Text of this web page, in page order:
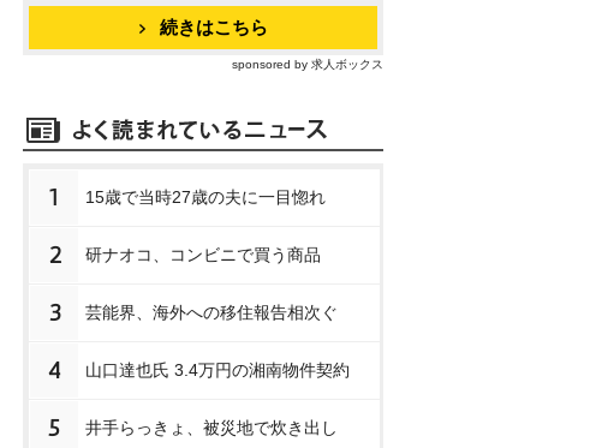
続きはこちら
sponsored by 求人ボックス
1 15歳で当時27歳の夫に一目惚れ
2 研ナオコ、コンビニで買う商品
3 芸能界、海外への移住報告相次ぐ
4 山口達也氏 3.4万円の湘南物件契約
5 井手らっきょ、被災地で炊き出し